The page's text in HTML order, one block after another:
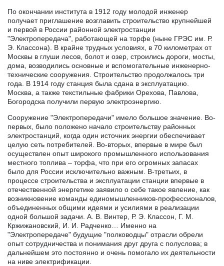
По окончании института в 1912 году молодой инженер
получает приглашение возглавить строительство крупнейшей
и первой в России районной электростанции
"Электропередача", работающей на торфе (ныне ГРЭС им. Р.
Э. Классона). В крайне трудных условиях, в 70 километрах от
Москвы в глуши лесов, болот и озер, строились дороги, мосты,
дома, возводились основные и вспомогательные инженерно-
технические сооружения. Строительство продолжалось три
года. В 1914 году станция была сдана в эксплуатацию.
Москва, а также текстильные фабрики Орехова, Павлова,
Богородска получили первую электроэнергию.
Сооружение "Электропередачи" имело большое значение. Во-
первых, было положено начало строительству районных
электростанций, когда один источник энергии обеспечивает
целую сеть потребителей. Во-вторых, впервые в мире был
осуществлен опыт широкого промышленного использования
местного топлива – торфа, что при его огромных запасах
было для России исключительно важным. В-третьих, в
процессе строительства и эксплуатации станции впервые в
отечественной энергетике заявило о себе такое явление, как
возникновение команды единомышленников-профессионалов,
объединенных общими идеями и усилиями в реализации
одной большой задачи. А. В. Винтер, Р. Э. Классон, Г. М.
Кржижановский, И. И. Радченко… Именно на
"Электропередаче" будущие "полководцы" отрасли обрели
опыт сотрудничества и понимания друг друга с полуслова; в
дальнейшем это постоянно и очень помогало их деятельности
на ниве электрификации.